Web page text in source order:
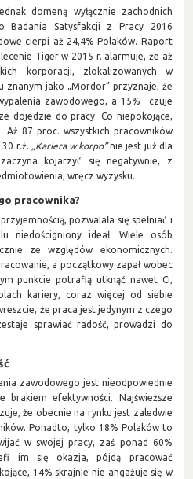
domeną wyłącznie zachodnich
Badania Satysfakcji z Pracy 2016
cierpi aż 24,4% Polaków. Raport
Tiger w 2015 r. alarmuje, że aż
korporacji, zlokalizowanych w
znanym jako „Mordor” przyznaje, że
zawodowego, a 15% czuje
dojedzie do pracy. Co niepokojące,
Aż 87 proc. wszystkich pracowników
r.ż. „Kariera w korpo”nie jest już dla
kojarzyć się negatywnie, z
wręcz wyzysku.
pracownika?
pozwalała się spełniać i
niedościgniony ideał. Wiele osób
ze względów ekonomicznych.
a początkowy zapał wobec
punkcie potrafią utknąć nawet Ci,
kariery, coraz więcej od siebie
że praca jest jedynym z czego
sprawiać radość, prowadzi do
zawodowego jest nieodpowiednie
brakiem efektywności. Najświeższe
że obecnie na rynku jest zaledwie
Ponadto, tylko 18% Polaków to
w swojej pracy, zaś ponad 60%
im się okazja, pójdą pracować
14% skrajnie nie angażuje się w